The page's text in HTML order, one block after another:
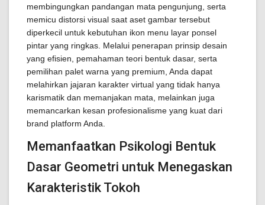
membingungkan pandangan mata pengunjung, serta
memicu distorsi visual saat aset gambar tersebut
diperkecil untuk kebutuhan ikon menu layar ponsel
pintar yang ringkas. Melalui penerapan prinsip desain
yang efisien, pemahaman teori bentuk dasar, serta
pemilihan palet warna yang premium, Anda dapat
melahirkan jajaran karakter virtual yang tidak hanya
karismatik dan memanjakan mata, melainkan juga
memancarkan kesan profesionalisme yang kuat dari
brand platform Anda.
Memanfaatkan Psikologi Bentuk
Dasar Geometri untuk Menegaskan
Karakteristik Tokoh